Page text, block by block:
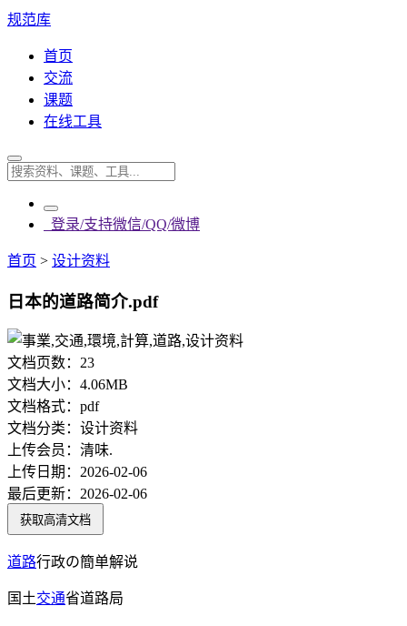
规范库
首页
交流
课题
在线工具
登录/支持微信/QQ/微博
首页 > 设计资料
日本的道路简介.pdf
文档页数： 23
文档大小： 4.06MB
文档格式： pdf
文档分类： 设计资料
上传会员： 清味.
上传日期： 2026-02-06
最后更新： 2026-02-06
获取高清文档
道路行政の簡单解说
国土交通省道路局